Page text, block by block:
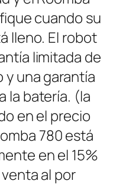
cuando su
lleno. El robot
limitada de
y una garantía
la batería. (la
en el precio
780 está
en el 15%
al por